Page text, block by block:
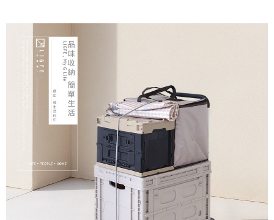
※ 交易是否成功請以「AFTEE先享後付 」之結帳頁面顯示為準，若有關於
是否繳費成功／繳費後需取消欲退款等相關疑問，請聯繫「AFTEE先享後付
客戶支援中心」https://netprotections.freshdesk.com/support/home
【注意事項】
１．透過由恩沛科技股份有限公司提供之「AFTEE先享後付」服務完成之交
易，需依本服務之必要範圍內提供個人資料，並將交易相關給付款項請求債
權轉讓予恩沛科技股份有限公司。
２．關於個人資料處理事宜，請瀏覽以下網址：
https://aftee.tw/terms/#terms3
３．未成年的使用者請事先徵得法定代理人或監護人之同意方可使用
「AFTEE先享後付」，若未經同意申辦者引起之損失，本公司不負相關責
４．使用「AFTEE先享後付」時，將依據個別帳號之用戶狀況，依本公司即
時審查核予不同之上限額度；若仍有額度不足之情形，本公司將視審查結果
請求用戶進行身份認證。
５．嚴禁一人註冊多個帳號或使用他人資訊註冊。若發現惡意使用之情形，
恩沛科技股份有限公司將有權停止該用戶之使用額度並採取法律行動。
離島宅配
每筆NT$300
順豐海外配送